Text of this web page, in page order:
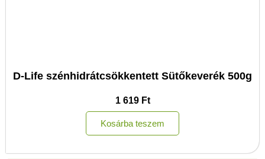
D-Life szénhidrátcsökkentett Sütőkeverék 500g
1 619 Ft
Kosárba teszem